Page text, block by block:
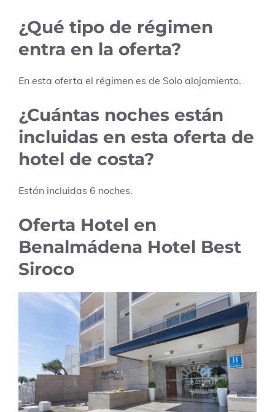
¿Qué tipo de régimen
entra en la oferta?
En esta oferta el régimen es de Solo alojamiento.
¿Cuántas noches están
incluidas en esta oferta de
hotel de costa?
Están incluidas 6 noches.
Oferta Hotel en
Benalmádena Hotel Best
Siroco